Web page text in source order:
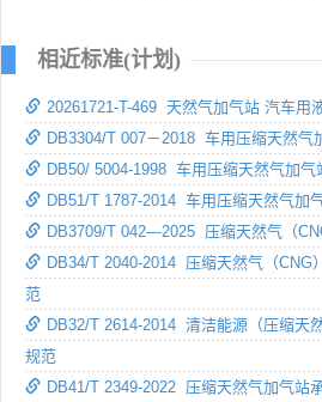
相近标准(计划)
20261721-T-469 天然气加气站 汽车用
DB3304/T 007－2018 车用压缩天然气
DB50/ 5004-1998 车用压缩天然气加
DB51/T 1787-2014 车用压缩天然气加
DB3709/T 042—2025 压缩天然气（
DB34/T 2040-2014 压缩天然气（CNG
范
DB32/T 2614-2014 清洁能源（压缩天
规范
DB41/T 2349-2022 压缩天然气加气站